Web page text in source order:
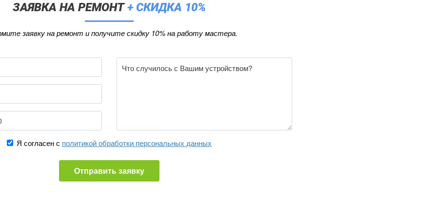
ЗАЯВКА НА РЕМОНТ+ СКИДКА 10%
заявку на ремонт и получите скидку 10% на работу мастера.
Я согласен с политикой обработки персональных данных
Отправить заявку